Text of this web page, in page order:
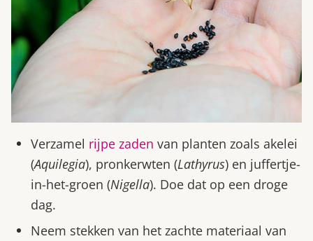
Verzamel rijpe zaden van planten zoals akelei
(Aquilegia), pronkerwten (Lathyrus) en juffertje-
in-het-groen (Nigella). Doe dat op een droge
dag.
Neem stekken van het zachte materiaal van